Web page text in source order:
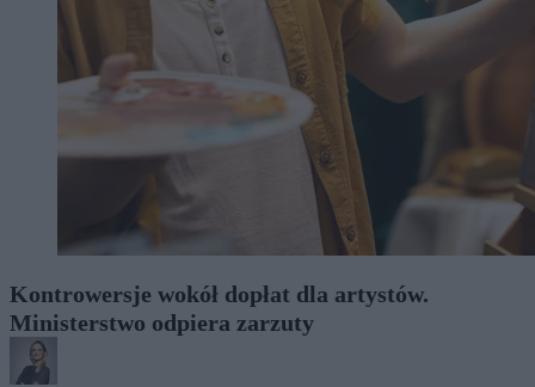
Kontrowersje wokół dopłat dla artystów.
Ministerstwo odpiera zarzuty